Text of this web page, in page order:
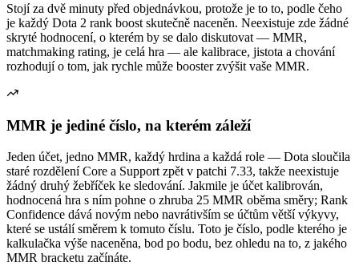
Stojí za dvě minuty před objednávkou, protože je to to, podle čeho
je každý Dota 2 rank boost skutečně naceněn. Neexistuje zde žádné
skryté hodnocení, o kterém by se dalo diskutovat — MMR,
matchmaking rating, je celá hra — ale kalibrace, jistota a chování
rozhodují o tom, jak rychle může booster zvýšit vaše MMR.
MMR je jediné číslo, na kterém záleží
Jeden účet, jedno MMR, každý hrdina a každá role — Dota sloučila
staré rozdělení Core a Support zpět v patchi 7.33, takže neexistuje
žádný druhý žebříček ke sledování. Jakmile je účet kalibrován,
hodnocená hra s ním pohne o zhruba 25 MMR oběma směry; Rank
Confidence dává novým nebo navrátivším se účtům větší výkyvy,
které se ustálí směrem k tomuto číslu. Toto je číslo, podle kterého je
kalkulačka výše naceněna, bod po bodu, bez ohledu na to, z jakého
MMR bracketu začínáte.